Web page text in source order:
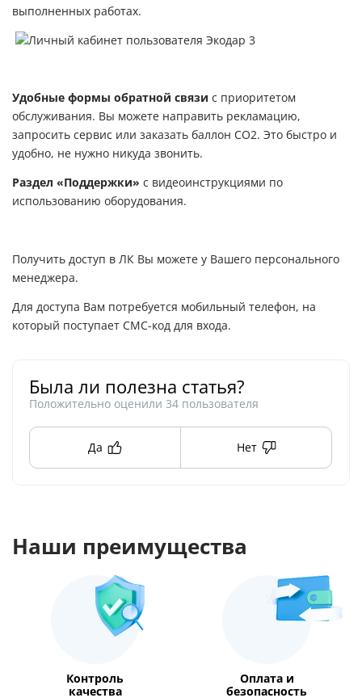
выполненных работах.
Удобные формы обратной связи с приоритетом
обслуживания. Вы можете направить рекламацию,
запросить сервис или заказать баллон СО2. Это быстро и
удобно, не нужно никуда звонить.
Раздел «Поддержки» с видеоинструкциями по
использованию оборудования.
Получить доступ в ЛК Вы можете у Вашего персонального
менеджера.
Для доступа Вам потребуется мобильный телефон, на
который поступает СМС-код для входа.
Была ли полезна статья?
Положительно оценили 34 пользователя
Да Нет
Наши преимущества
Контроль
качества
Оплата и
безопасность